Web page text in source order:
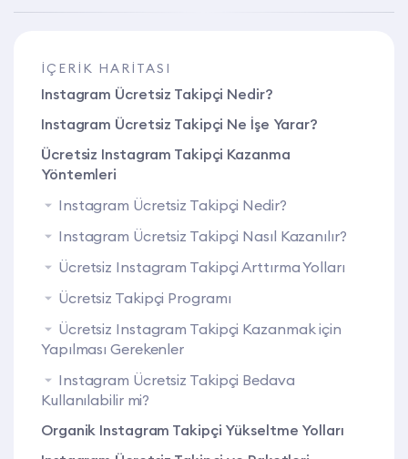
İÇERIK HARITASI
Instagram Ücretsiz Takipçi Nedir?
Instagram Ücretsiz Takipçi Ne İşe Yarar?
Ücretsiz Instagram Takipçi Kazanma
Yöntemleri
Instagram Ücretsiz Takipçi Nedir?
Instagram Ücretsiz Takipçi Nasıl Kazanılır?
Ücretsiz Instagram Takipçi Arttırma Yolları
Ücretsiz Takipçi Programı
Ücretsiz Instagram Takipçi Kazanmak için
Yapılması Gerekenler
Instagram Ücretsiz Takipçi Bedava
Kullanılabilir mi?
Organik Instagram Takipçi Yükseltme Yolları